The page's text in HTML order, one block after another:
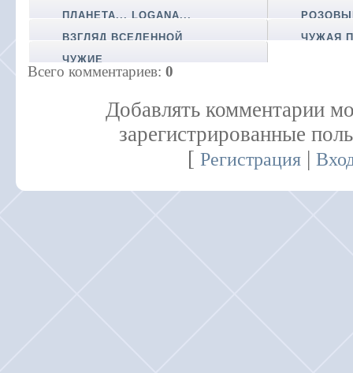
ПЛАНЕТА... LOGANA...
ВЗГЛЯД ВСЕЛЕННОЙ
ЧУЖАЯ
ЧУЖИЕ
Всего комментариев: 0
Добавлять комментарии
зарегистрированные
[Регистрация |